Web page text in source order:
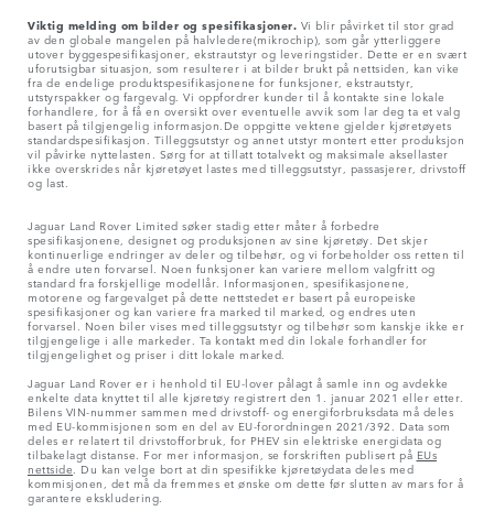
Viktig melding om bilder og spesifikasjoner. Vi blir påvirket til stor grad
av den globale mangelen på halvledere(mikrochip), som går ytterliggere
utover byggespesifikasjoner, ekstrautstyr og leveringstider. Dette er en svært
uforutsigbar situasjon, som resulterer i at bilder brukt på nettsiden, kan vike
fra de endelige produktspesifikasjonene for funksjoner, ekstrautstyr,
utstyrspakker og fargevalg. Vi oppfordrer kunder til å kontakte sine lokale
forhandlere, for å få en oversikt over eventuelle avvik som lar deg ta et valg
basert på tilgjengelig informasjon.De oppgitte vektene gjelder kjøretøyets
standardspesifikasjon. Tilleggsutstyr og annet utstyr montert etter produksjon
vil påvirke nyttelasten. Sørg for at tillatt totalvekt og maksimale aksellaster
ikke overskrides når kjøretøyet lastes med tilleggsutstyr, passasjerer, drivstoff
og last.
Jaguar Land Rover Limited søker stadig etter måter å forbedre
spesifikasjonene, designet og produksjonen av sine kjøretøy. Det skjer
kontinuerlige endringer av deler og tilbehør, og vi forbeholder oss retten til
å endre uten forvarsel. Noen funksjoner kan variere mellom valgfritt og
standard fra forskjellige modellår. Informasjonen, spesifikasjonene,
motorene og fargevalget på dette nettstedet er basert på europeiske
spesifikasjoner og kan variere fra marked til marked, og endres uten
forvarsel. Noen biler vises med tilleggsutstyr og tilbehør som kanskje ikke er
tilgjengelige i alle markeder. Ta kontakt med din lokale forhandler for
tilgjengelighet og priser i ditt lokale marked.
Jaguar Land Rover er i henhold til EU-lover pålagt å samle inn og avdekke
enkelte data knyttet til alle kjøretøy registrert den 1. januar 2021 eller etter.
Bilens VIN-nummer sammen med drivstoff- og energiforbruksdata må deles
med EU-kommisjonen som en del av EU-forordningen 2021/392. Data som
deles er relatert til drivstofforbruk, for PHEV sin elektriske energidata og
tilbakelagt distanse. For mer informasjon, se forskriften publisert på EUs
nettside . Du kan velge bort at din spesifikke kjøretøydata deles med
kommisjonen, det må da fremmes et ønske om dette før slutten av mars for å
garantere ekskludering.